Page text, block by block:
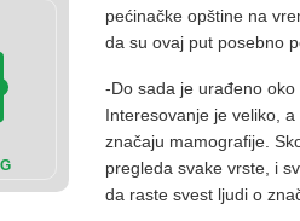
pećinačke opštine na
da su ovaj put posebno
-Do sada je urađeno
Interesovanje je veliko,
značaju mamografije.
pregleda svake vrste, i
da raste svest ljudi o